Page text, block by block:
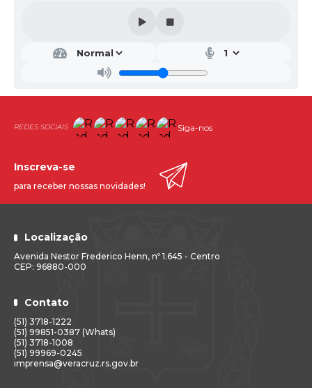
Siga-nos
Localização
Avenida Nestor Frederico Henn, nº 1.645 - Centro
CEP: 96880-000
Contato
(51) 3718-1222
(51) 99851-0387 (Whats)
(51) 3718-1008
(51) 99969-0245
imprensa@veracruz.rs.gov.br
Inscreva-se
para receber nossas novidades!